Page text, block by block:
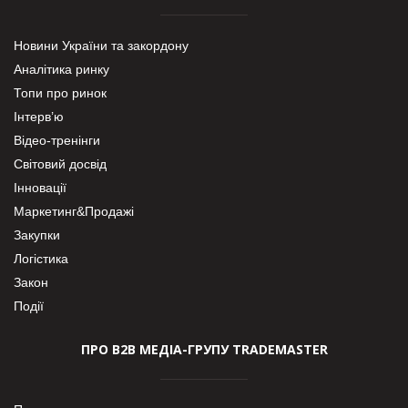
Новини України та закордону
Аналітика ринку
Топи про ринок
Інтерв’ю
Відео-тренінги
Світовий досвід
Інновації
Маркетинг&Продажі
Закупки
Логістика
Закон
Події
ПРО В2В МЕДІА-ГРУПУ TRADEMASTER